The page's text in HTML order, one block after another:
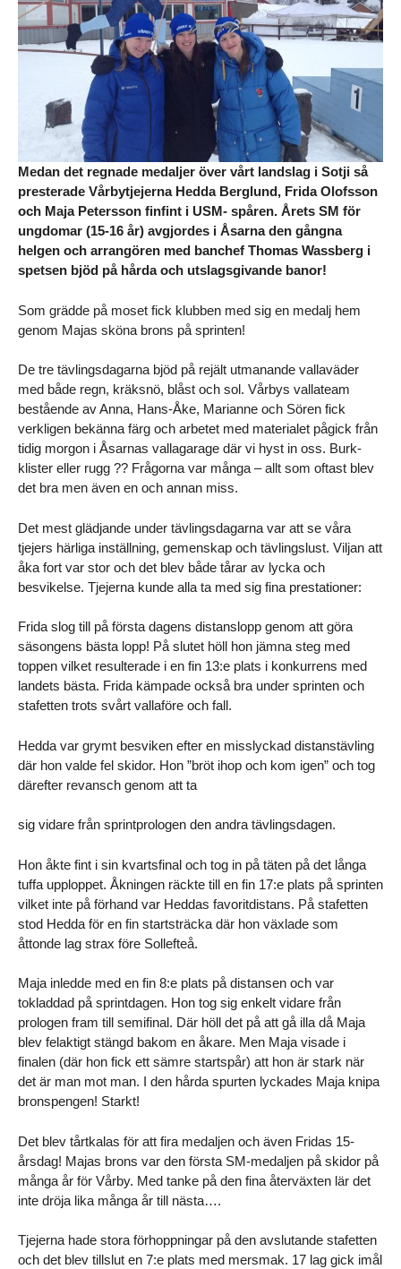
Medan det regnade medaljer över vårt landslag i Sotji så
presterade Vårbytjejerna Hedda Berglund, Frida Olofsson
och Maja Petersson finfint i USM- spåren. Årets SM för
ungdomar (15-16 år) avgjordes i Åsarna den gångna
helgen och arrangören med banchef Thomas Wassberg i
spetsen bjöd på hårda och utslagsgivande banor!
Som grädde på moset fick klubben med sig en medalj hem
genom Majas sköna brons på sprinten!
De tre tävlingsdagarna bjöd på rejält utmanande vallaväder
med både regn, kräksnö, blåst och sol. Vårbys vallateam
bestående av Anna, Hans-Åke, Marianne och Sören fick
verkligen bekänna färg och arbetet med materialet pågick från
tidig morgon i Åsarnas vallagarage där vi hyst in oss. Burk-
klister eller rugg ?? Frågorna var många – allt som oftast blev
det bra men även en och annan miss.
Det mest glädjande under tävlingsdagarna var att se våra
tjejers härliga inställning, gemenskap och tävlingslust. Viljan att
åka fort var stor och det blev både tårar av lycka och
besvikelse. Tjejerna kunde alla ta med sig fina prestationer:
Frida slog till på första dagens distanslopp genom att göra
säsongens bästa lopp! På slutet höll hon jämna steg med
toppen vilket resulterade i en fin 13:e plats i konkurrens med
landets bästa. Frida kämpade också bra under sprinten och
stafetten trots svårt vallaföre och fall.
Hedda var grymt besviken efter en misslyckad distanstävling
där hon valde fel skidor. Hon ”bröt ihop och kom igen” och tog
därefter revansch genom att ta
sig vidare från sprintprologen den andra tävlingsdagen.
Hon åkte fint i sin kvartsfinal och tog in på täten på det långa
tuffa upploppet. Åkningen räckte till en fin 17:e plats på sprinten
vilket inte på förhand var Heddas favoritdistans. På stafetten
stod Hedda för en fin startsträcka där hon växlade som
åttonde lag strax före Sollefteå.
Maja inledde med en fin 8:e plats på distansen och var
tokladdad på sprintdagen. Hon tog sig enkelt vidare från
prologen fram till semifinal. Där höll det på att gå illa då Maja
blev felaktigt stängd bakom en åkare. Men Maja visade i
finalen (där hon fick ett sämre startspår) att hon är stark när
det är man mot man. I den hårda spurten lyckades Maja knipa
bronspengen! Starkt!
Det blev tårtkalas för att fira medaljen och även Fridas 15-
årsdag! Majas brons var den första SM-medaljen på skidor på
många år för Vårby. Med tanke på den fina återväxten lär det
inte dröja lika många år till nästa….
Tjejerna hade stora förhoppningar på den avslutande stafetten
och det blev tillslut en 7:e plats med mersmak. 17 lag gick imål